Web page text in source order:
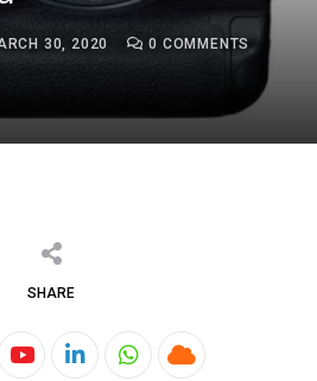
30, 2020 0 COMMENTS
SHARE
YoutubeLinkedInWhatsapp
Cloud